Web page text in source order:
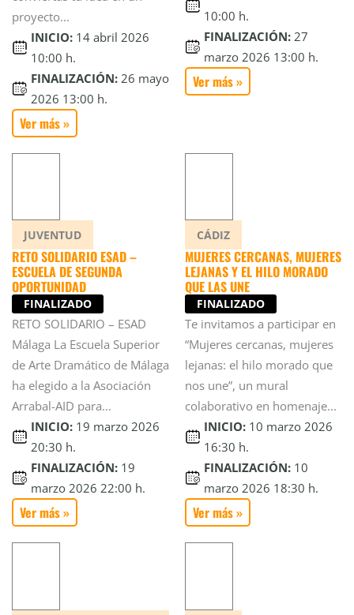
proyecto...
INICIO: 14 abril 2026
10:00 h.
FINALIZACIÓN: 26 mayo
2026 13:00 h.
Ver más »
10:00 h.
FINALIZACIÓN: 27
marzo 2026 13:00 h.
Ver más »
JUVENTUD
RETO SOLIDARIO ESAD –
ESCUELA DE SEGUNDA
OPORTUNIDAD
FINALIZADO
RETO SOLIDARIO – ESAD
Málaga La Escuela Superior
de Arte Dramático de Málaga
ha elegido a la Asociación
Arrabal-AID para...
INICIO: 19 marzo 2026
20:30 h.
FINALIZACIÓN: 19
marzo 2026 22:00 h.
Ver más »
CÁDIZ
MUJERES CERCANAS, MUJERES
LEJANAS Y EL HILO MORADO
QUE LAS UNE
FINALIZADO
Te invitamos a participar en
“Mujeres cercanas, mujeres
lejanas: el hilo morado que
nos une”, un mural
colaborativo en homenaje...
INICIO: 10 marzo 2026
16:30 h.
FINALIZACIÓN: 10
marzo 2026 18:30 h.
Ver más »